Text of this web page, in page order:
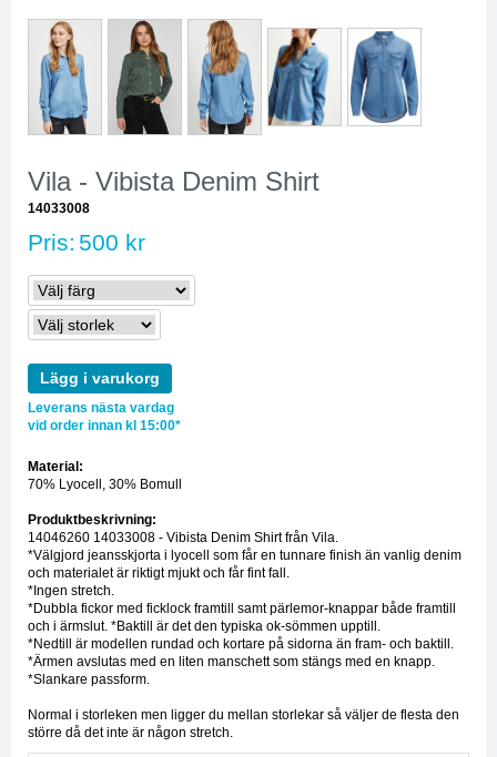
Vila - Vibista Denim Shirt
14033008
Pris: 500 kr
Lägg i varukorg
Leverans nästa vardag
vid order innan kl 15:00*
Material:
70% Lyocell, 30% Bomull
Produktbeskrivning:
14046260 14033008 - Vibista Denim Shirt från Vila.
*Välgjord jeansskjorta i lyocell som får en tunnare finish än vanlig denim
och materialet är riktigt mjukt och får fint fall.
*Ingen stretch.
*Dubbla fickor med ficklock framtill samt pärlemor-knappar både framtill
och i ärmslut. *Baktill är det den typiska ok-sömmen upptill.
*Nedtill är modellen rundad och kortare på sidorna än fram- och baktill.
*Ärmen avslutas med en liten manschett som stängs med en knapp.
*Slankare passform.
Normal i storleken men ligger du mellan storlekar så väljer de flesta den
större då det inte är någon stretch.